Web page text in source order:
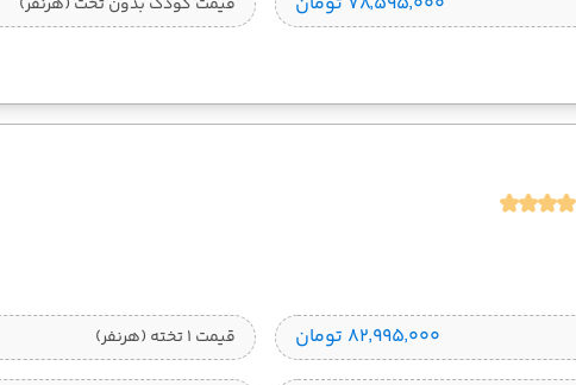
۸۲٬۹۹۵٬۰۰۰ تومان قیمت 1 تخته (هرنفر)